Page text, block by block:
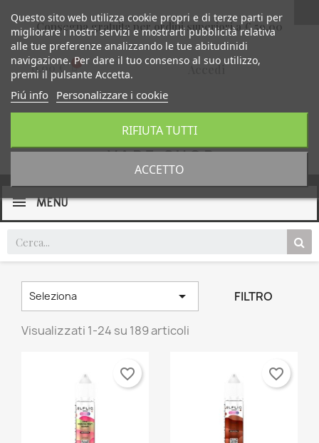
Consegna gratuita per ordini superiori a € 59,00
0,00 €
MENU
Seleziona  FILTRO
Visualizzati 1-24 su 189 articoli
favorite_border favorite_border
Questo sito web utilizza cookie propri e di terze parti per
migliorare i nostri servizi e mostrarti pubblicità relativa
alle tue preferenze analizzando le tue abitudinidi
navigazione. Per dare il tuo consenso al suo utilizzo,
premi il pulsante Accetta.
Piú info Personalizzare i cookie
RIFIUTA TUTTI
ACCETTO